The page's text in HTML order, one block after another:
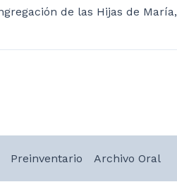
de las Hijas de María,
Preinventario Archivo Oral